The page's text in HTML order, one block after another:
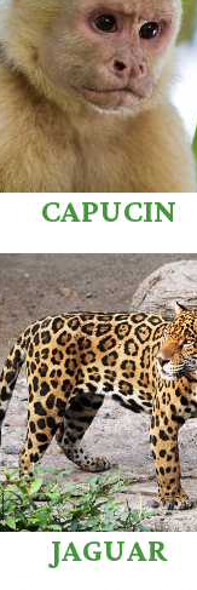
CAPUCIN
JAGUAR